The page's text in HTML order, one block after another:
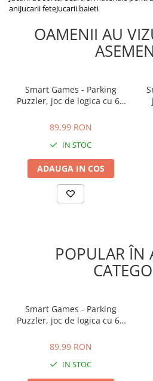
aniJucarii feteJucarii baieti
OAMENII AU
Smart Games - Parking
Puzzler, joc de logica cu 60
89,99 RON
IN STOC
ADAUGA IN COS
POPULAR ÎN
Smart Games - Parking
Puzzler, joc de logica cu 60
89,99 RON
IN STOC